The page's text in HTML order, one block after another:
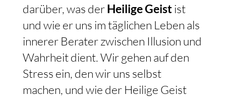
darüber, was derHeilige Geistist
und wie er uns im täglichen Leben als
innerer Berater zwischen Illusion und
Wahrheit dient. Wir gehen auf den
Stress ein, den wir uns selbst
machen, und wie der Heilige Geist